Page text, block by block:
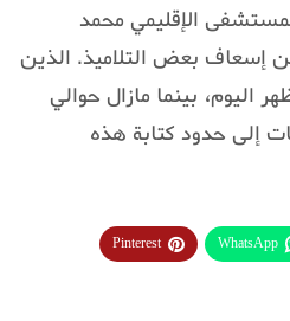
الإقليمي محمد
إسعاف بعض التلاميذ. الذين
اليوم، بينما مازال حوالي
إلى حدود كتابة هذه
WhatsApp
Pinterest